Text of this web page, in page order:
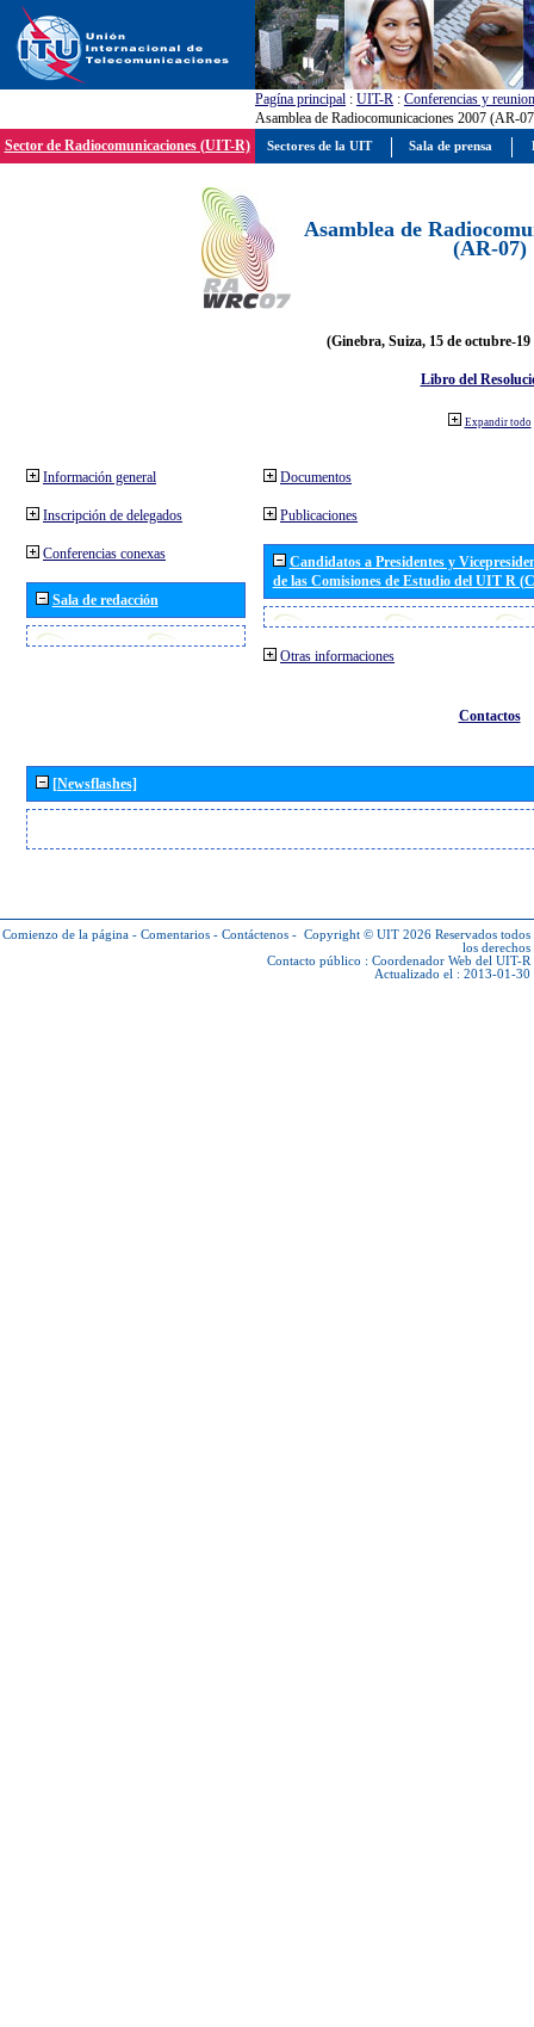
Pagína principal : UIT-R : Conferencias y
Asamblea de Radiocomunicaciones 2007 (AR-
Sector de Radiocomunicaciones (UIT-R)
Asamblea de
(AR-07)
(Ginebra, Suiza, 15 de octubre-19
Libro del
Expandir todo
Información general
Inscripción de delegados
Conferencias conexas
Sala de redacción
Documentos
Publicaciones
Candidatos a Presidentes y
de las Comisiones de Estudio del UIT R
Otras informaciones
Contactos
[Newsflashes]
Comienzo de la página - Comentarios - Contáctenos - Copyright © UIT 2026 Reservados todos
los derechos
Contacto público : Coordenador Web del UIT-R
Actualizado el : 2013-01-30
Sectores de la UIT Sala de prensa